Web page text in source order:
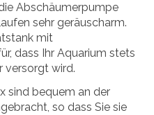
Abschäumerpumpe
sehr geräuscharm.
mit
dass Ihr Aquarium stets
versorgt wird.
sind bequem an der
so dass Sie sie